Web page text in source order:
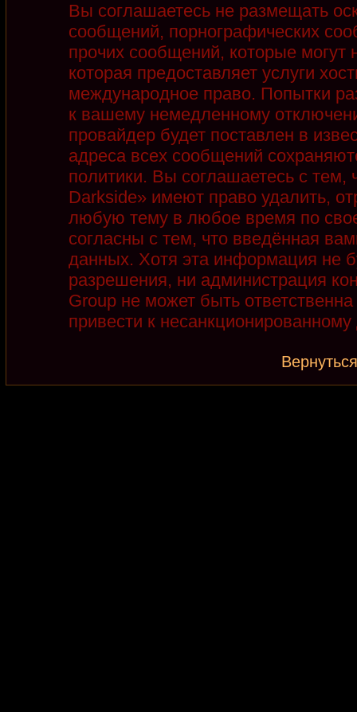
Вы соглашаетесь не размещать
сообщений, порнографических
прочих сообщений, которые
которая предоставляет услуги
международное право. Попытки
к вашему немедленному
провайдер будет поставлен в
адреса всех сообщений
политики. Вы соглашаетесь с
Darkside» имеют право удалить,
любую тему в любое время по
согласны с тем, что введённая
данных. Хотя эта информация не
разрешения, ни администрация
Group не может быть
привести к несанкционированному